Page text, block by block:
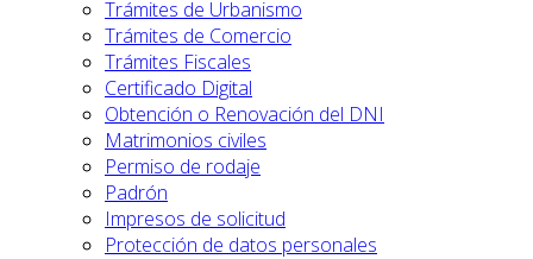
Trámites de Urbanismo
Trámites de Comercio
Trámites Fiscales
Certificado Digital
Obtención o Renovación del DNI
Matrimonios civiles
Permiso de rodaje
Padrón
Impresos de solicitud
Protección de datos personales